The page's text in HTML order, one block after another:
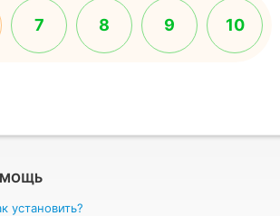
7 8 9 10
установить?